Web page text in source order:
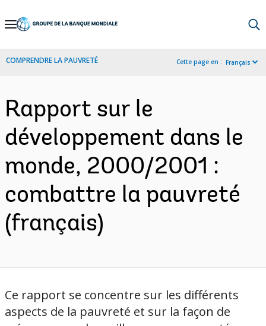
Skip
Navigation
COMPRENDRE LA PAUVRETÉ Cette page en : Français
Rapport sur le
développement dans le
monde, 2000/2001 :
combattre la pauvreté
(français)
Ce rapport se concentre sur les différents
aspects de la pauvreté et sur la façon de